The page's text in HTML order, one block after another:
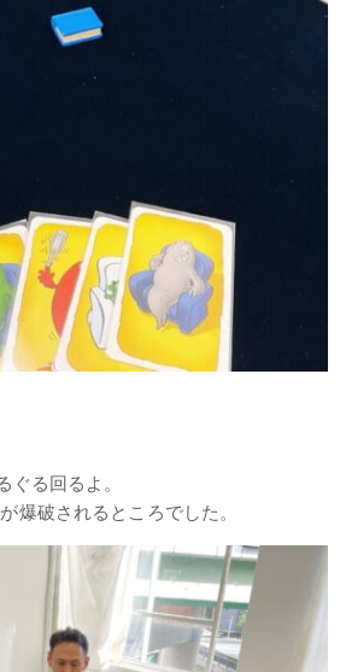
ぐる回るよ。
爆破されるところでした。